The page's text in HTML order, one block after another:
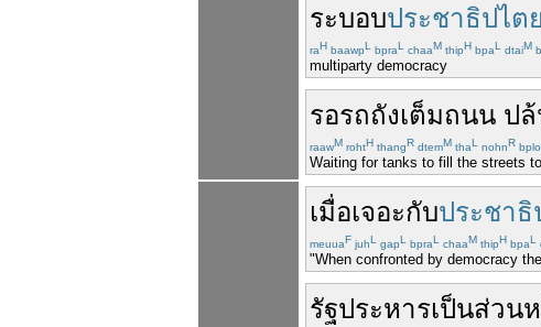
ระบอบประชาธิปไตย
raH baawpL bpraL chaaM thipH bpaL dtaiM
multiparty democracy
รอรถถังเต็มถนน ป
raawM rohtH thangR dtemM thaL nohnR
Waiting for tanks to fill the streets
เมื่อเจอะกับประชาธิ
meuuaF juhL gapL bpraL chaaM thipH bpaL
"When confronted by democracy
รัฐประหารเป็นส่วน